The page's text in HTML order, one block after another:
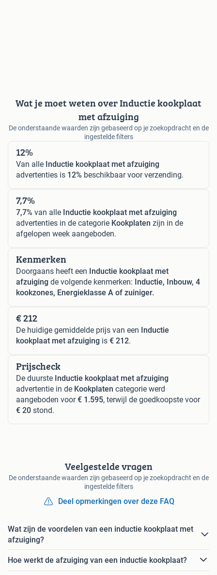
Wat je moet weten over Inductie kookplaat
met afzuiging
De onderstaande waarden zijn gebaseerd op je zoekopdracht en de
ingestelde filters
12%
Van alle Inductie kookplaat met afzuiging
advertenties is 12% beschikbaar voor verzending.
7,7%
7,7% van alle Inductie kookplaat met afzuiging
advertenties in de categorie Kookplaten zijn in de
afgelopen week aangeboden.
Kenmerken
Doorgaans heeft een Inductie kookplaat met
afzuiging de volgende kenmerken: Inductie, Inbouw, 4
kookzones, Energieklasse A of zuiniger.
€ 212
De huidige gemiddelde prijs van een Inductie
kookplaat met afzuiging is € 212.
Prijscheck
De duurste Inductie kookplaat met afzuiging
advertentie in de Kookplaten categorie werd
aangeboden voor€ 1.595, terwijl de goedkoopste voor
€ 20 stond.
Veelgestelde vragen
De onderstaande waarden zijn gebaseerd op je zoekopdracht en de
ingestelde filters
Deel opmerkingen over deze FAQ
Wat zijn de voordelen van een inductie kookplaat met
afzuiging?
Hoe werkt de afzuiging van een inductie kookplaat?